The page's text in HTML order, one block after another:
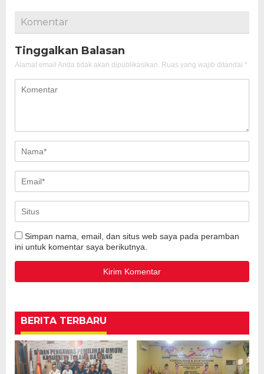
Komentar
Tinggalkan Balasan
Alamat email Anda tidak akan dipublikasikan. Ruas yang wajib ditandai *
Simpan nama, email, dan situs web saya pada peramban
ini untuk komentar saya berikutnya.
BERITA TERBARU